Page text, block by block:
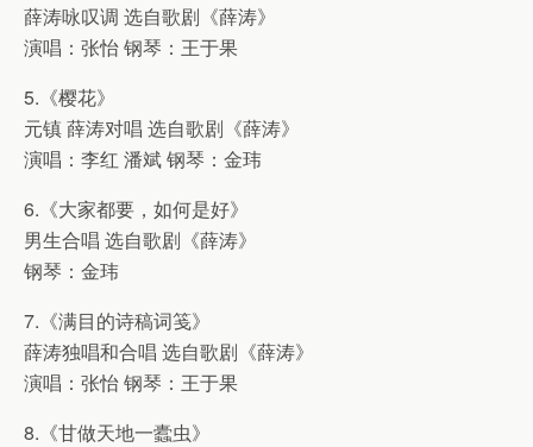
薛涛咏叹调 选自歌剧《薛涛》
演唱：张怡 钢琴：王于果
5.《樱花》
元镇 薛涛对唱 选自歌剧《薛涛》
演唱：李红 潘斌 钢琴：金玮
6.《大家都要，如何是好》
男生合唱 选自歌剧《薛涛》
钢琴：金玮
7.《满目的诗稿词笺》
薛涛独唱和合唱 选自歌剧《薛涛》
演唱：张怡 钢琴：王于果
8.《甘做天地一蠹虫》